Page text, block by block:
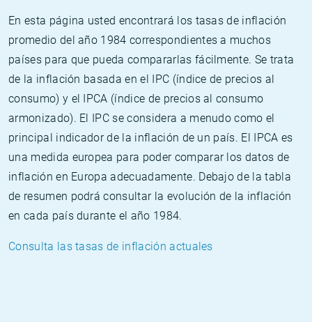
En esta página usted encontrará los tasas de inflación
promedio del año 1984 correspondientes a muchos
países para que pueda compararlas fácilmente. Se trata
de la inflación basada en el IPC (índice de precios al
consumo) y el IPCA (índice de precios al consumo
armonizado). El IPC se considera a menudo como el
principal indicador de la inflación de un país. El IPCA es
una medida europea para poder comparar los datos de
inflación en Europa adecuadamente. Debajo de la tabla
de resumen podrá consultar la evolución de la inflación
en cada país durante el año 1984.
Consulta las tasas de inflación actuales